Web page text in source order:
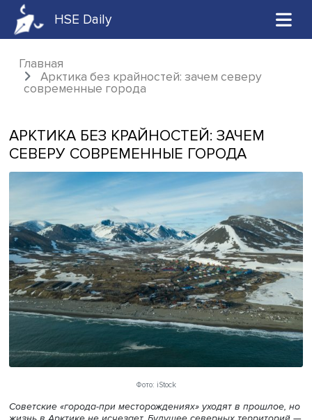
HSE Daily
Главная
Арктика без крайностей: зачем северу
АРКТИКА БЕЗ КРАЙНОСТЕЙ: ЗАЧЕМ
СЕВЕРУ СОВРЕМЕННЫЕ ГОРОДА